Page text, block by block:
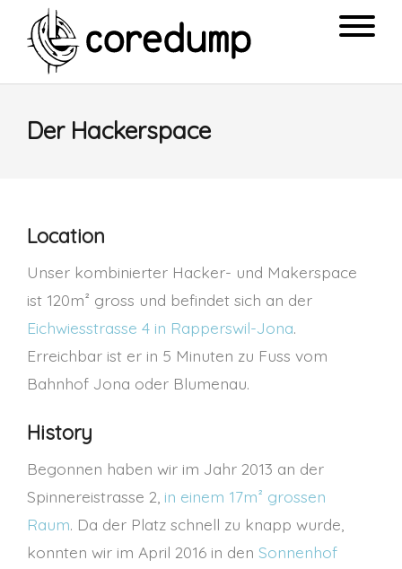
Der Hackerspace
Location
Unser kombinierter Hacker- und Makerspace
ist 120m² gross und befindet sich an der
Eichwiesstrasse 4 in Rapperswil-Jona.
Erreichbar ist er in 5 Minuten zu Fuss vom
Bahnhof Jona oder Blumenau.
History
Begonnen haben wir im Jahr 2013 an der
Spinnereistrasse 2, in einem 17m² grossen
Raum. Da der Platz schnell zu knapp wurde,
konnten wir im April 2016 in den Sonnenhof